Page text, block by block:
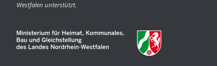
Westfalen unterstützt.